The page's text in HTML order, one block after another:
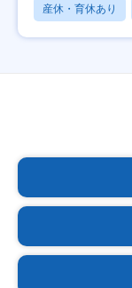
産休・育休あり